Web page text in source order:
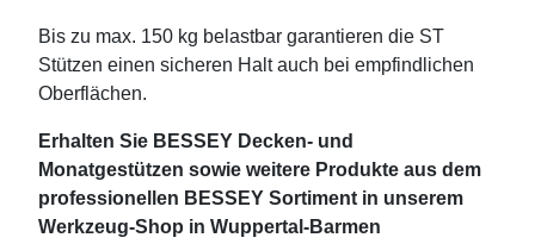
Bis zu max. 150 kg belastbar garantieren die ST
Stützen einen sicheren Halt auch bei empfindlichen
Oberflächen.
Erhalten Sie BESSEY Decken- und
Monatgestützen sowie weitere Produkte aus dem
professionellen BESSEY Sortiment in unserem
Werkzeug-Shop in Wuppertal-Barmen